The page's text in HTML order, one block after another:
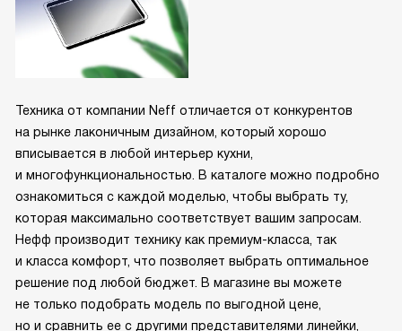
Техника от компании Neff отличается от конкурентов
на рынке лаконичным дизайном, который хорошо
вписывается в любой интерьер кухни,
и многофункциональностью. В каталоге можно подробно
ознакомиться с каждой моделью, чтобы выбрать ту,
которая максимально соответствует вашим запросам.
Нефф производит технику как премиум-класса, так
и класса комфорт, что позволяет выбрать оптимальное
решение под любой бюджет. В магазине вы можете
не только подобрать модель по выгодной цене,
но и сравнить ее с другими представителями линейки,